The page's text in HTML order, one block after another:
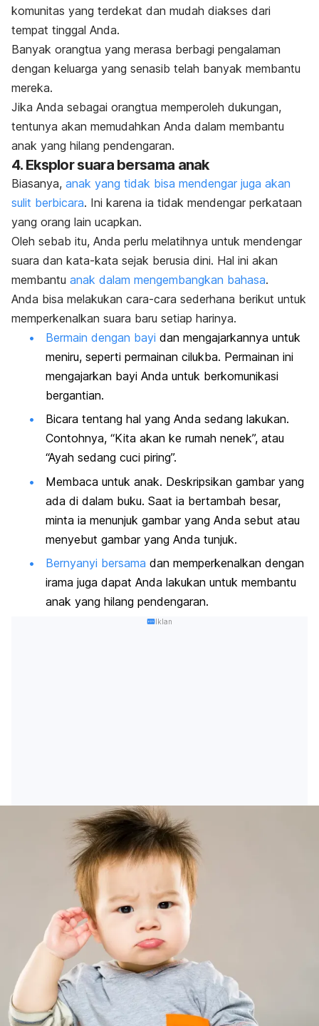
komunitas yang terdekat dan mudah diakses dari
tempat tinggal Anda.
Banyak orangtua yang merasa berbagi pengalaman
dengan keluarga yang senasib telah banyak membantu
mereka.
Jika Anda sebagai orangtua memperoleh dukungan,
tentunya akan memudahkan Anda dalam membantu
anak yang hilang pendengaran.
4. Eksplor suara bersama anak
Biasanya, anak yang tidak bisa mendengar juga akan
sulit berbicara. Ini karena ia tidak mendengar perkataan
yang orang lain ucapkan.
Oleh sebab itu, Anda perlu melatihnya untuk mendengar
suara dan kata-kata sejak berusia dini. Hal ini akan
membantu anak dalam mengembangkan bahasa.
Anda bisa melakukan cara-cara sederhana berikut untuk
memperkenalkan suara baru setiap harinya.
Bermain dengan bayi dan mengajarkannya untuk
meniru, seperti permainan cilukba. Permainan ini
mengajarkan bayi Anda untuk berkomunikasi
bergantian.
Bicara tentang hal yang Anda sedang lakukan.
Contohnya, “Kita akan ke rumah nenek”, atau
“Ayah sedang cuci piring”.
Membaca untuk anak. Deskripsikan gambar yang
ada di dalam buku. Saat ia bertambah besar,
minta ia menunjuk gambar yang Anda sebut atau
menyebut gambar yang Anda tunjuk.
Bernyanyi bersama dan memperkenalkan dengan
irama juga dapat Anda lakukan untuk membantu
anak yang hilang pendengaran.
Iklan